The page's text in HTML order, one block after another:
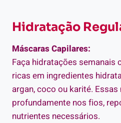
Hidratação
Máscaras Capilares:
Faça hidratações semanais
ricas em ingredientes
argan, coco ou karité.
profundamente nos fios,
nutrientes necessários.